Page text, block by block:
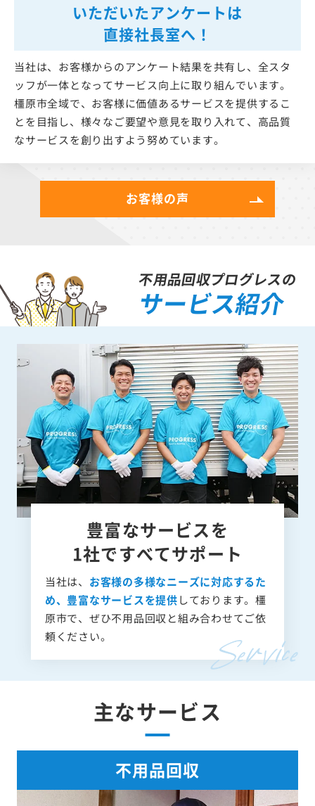
いただいたアンケートは
直接社長室へ！
当社は、お客様からのアンケート結果を共有し、全スタ
ッフが一体となってサービス向上に取り組んでいます。
橿原市全域で、お客様に価値あるサービスを提供するこ
とを目指し、様々なご要望や意見を取り入れて、高品質
なサービスを創り出すよう努めています。
お客様の声
不用品回収プログレスの
サービス紹介
豊富なサービスを
1社ですべてサポート
当社は、 お客様の多様なニーズに対応するた
め、豊富なサービスを提供しております。橿
原市で、ぜひ不用品回収と組み合わせてご依
頼ください。
主なサービス
不用品回収